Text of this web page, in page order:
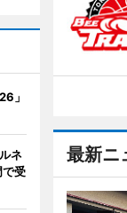
最新ニ
」
ネ
受